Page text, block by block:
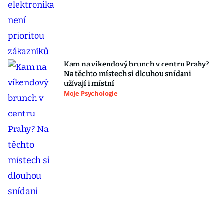
Kam na víkendový brunch v centru Prahy?
Na těchto místech si dlouhou snídani
užívají i místní
Moje Psychologie